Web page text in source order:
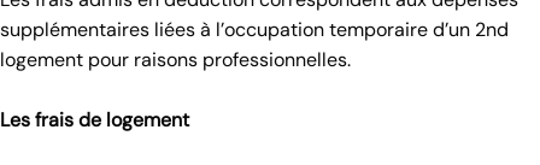
supplémentaires liées à l’occupation temporaire d’un 2nd
logement pour raisons professionnelles.
Les frais de logement